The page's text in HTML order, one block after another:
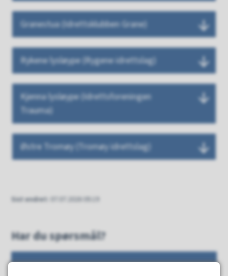
Granestua (Idrettsklubben Grane)
Rykene lysløype (Rygene idrettslag)
Kjenna lysløype (Idrettsforeningen
Trauma)
Østre Tromøy (Tromøy idrettslag)
Sist endret 07.07.2026 09.19
Har du spørsmål?